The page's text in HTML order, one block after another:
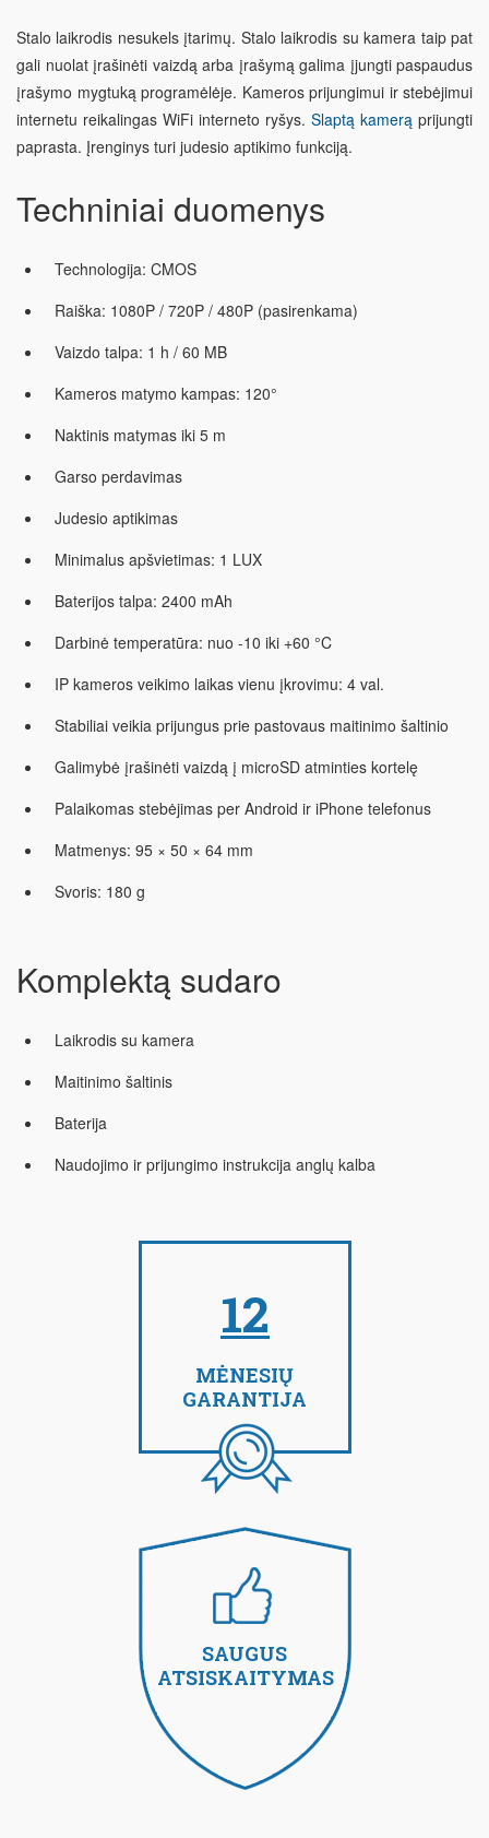
Stalo laikrodis nesukels įtarimų. Stalo laikrodis su kamera taip pat
gali nuolat įrašinėti vaizdą arba įrašymą galima įjungti paspaudus
įrašymo mygtuką programėlėje. Kameros prijungimui ir stebėjimui
internetu reikalingas WiFi interneto ryšys. Slaptą kamerą prijungti
paprasta. Įrenginys turi judesio aptikimo funkciją.
Techniniai duomenys
Technologija: CMOS
Raiška: 1080P / 720P / 480P (pasirenkama)
Vaizdo talpa: 1 h / 60 MB
Kameros matymo kampas: 120°
Naktinis matymas iki 5 m
Garso perdavimas
Judesio aptikimas
Minimalus apšvietimas: 1 LUX
Baterijos talpa: 2400 mAh
Darbinė temperatūra: nuo -10 iki +60 °C
IP kameros veikimo laikas vienu įkrovimu: 4 val.
Stabiliai veikia prijungus prie pastovaus maitinimo šaltinio
Galimybė įrašinėti vaizdą į microSD atminties kortelę
Palaikomas stebėjimas per Android ir iPhone telefonus
Matmenys: 95 × 50 × 64 mm
Svoris: 180 g
Komplektą sudaro
Laikrodis su kamera
Maitinimo šaltinis
Baterija
Naudojimo ir prijungimo instrukcija anglų kalba
12
MĖNESIŲ
GARANTIJA
SAUGUS
ATSISKAITYMAS